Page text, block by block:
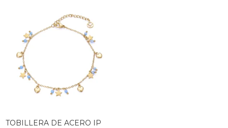
TOBILLERA DE ACERO IP